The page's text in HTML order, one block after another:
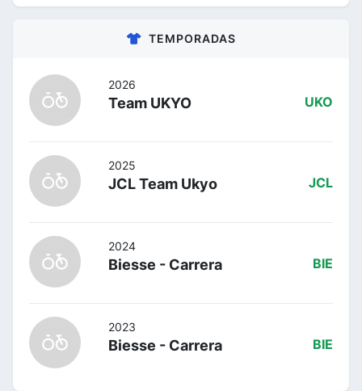
TEMPORADAS
2026
Team UKYO UKO
2025
JCL Team Ukyo JCL
2024
Biesse - Carrera BIE
2023
Biesse - Carrera BIE